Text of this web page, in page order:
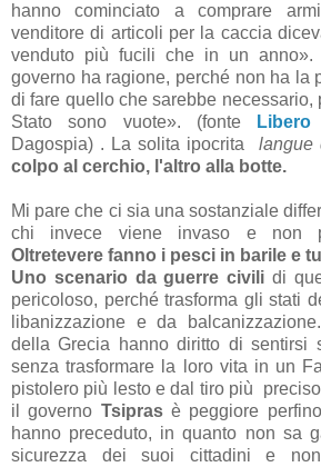
hanno cominciato a comprare
venditore di articoli per la caccia
venduto più fucili che in un
governo ha ragione, perché non ha la
di fare quello che sarebbe necessario,
Stato sono vuote». (fonte Libero
Dagospia) . La solita ipocrita
langue
colpo al cerchio, l'altro alla botte.
Mi pare che ci sia una sostanziale
chi invece viene invaso e non
Oltretevere fanno i pesci in barile e
Uno scenario da guerre civili di
pericoloso, perché trasforma gli stati
libanizzazione e da
della Grecia hanno diritto di sentirsi
senza trasformare la loro vita in un
pistolero più lesto e dal tiro più
il governo Tsiprasè peggiore
hanno preceduto, in quanto non sa
sicurezza dei suoi cittadini e